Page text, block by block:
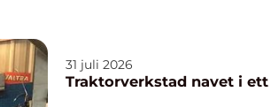
31 juli 2026